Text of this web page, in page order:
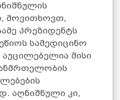
მოვითხოვთ,
პრეზიდენტს
სამედიცინო
მისი
აღნიშნული კი,